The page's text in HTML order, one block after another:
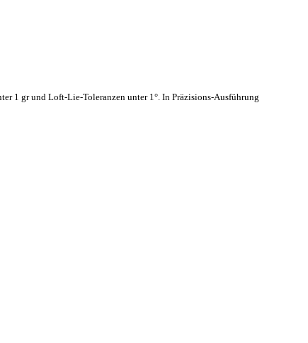
1 gr und Loft-Lie-Toleranzen unter 1°. In Präzisions-Ausführung